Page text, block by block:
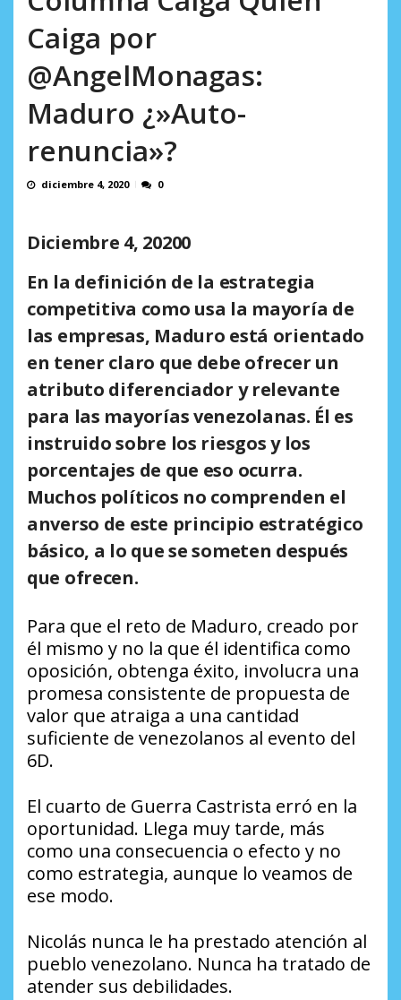
Caiga por
@AngelMonagas:
Maduro ¿»Auto-
renuncia»?
diciembre 4, 2020 0
Diciembre 4, 20200
En la definición de la estrategia
competitiva como usa la mayoría de
las empresas, Maduro está orientado
en tener claro que debe ofrecer un
atributo diferenciador y relevante
para las mayorías venezolanas. Él es
instruido sobre los riesgos y los
porcentajes de que eso ocurra.
Muchos políticos no comprenden el
anverso de este principio estratégico
básico, a lo que se someten después
que ofrecen.
Para que el reto de Maduro, creado por
él mismo y no la que él identifica como
oposición, obtenga éxito, involucra una
promesa consistente de propuesta de
valor que atraiga a una cantidad
suficiente de venezolanos al evento del
6D.
El cuarto de Guerra Castrista erró en la
oportunidad. Llega muy tarde, más
como una consecuencia o efecto y no
como estrategia, aunque lo veamos de
ese modo.
Nicolás nunca le ha prestado atención al
pueblo venezolano. Nunca ha tratado de
atender sus debilidades.